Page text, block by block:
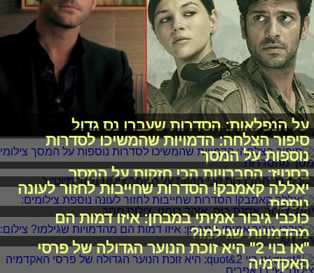
על הנפלאות: הסדרות שעברו נס גדול
סיפור הצלחה: הדמויות שהמשיכו לסדרות
נוספות על המסך
בסטיז: החברויות הכי חזקות על המסך
יאללה קאמבק! הסדרות שחייבות לחזור לעונה
נוספת
כוכבי גיבור אמיתי במבחן: איזו דמות הם
מהדמויות שגילמו?
"או בוי 2" היא זוכת הנוער הגדולה של פרסי
האקדמיה